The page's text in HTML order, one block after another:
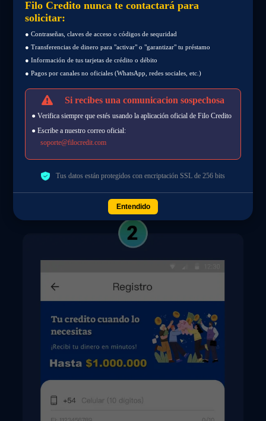
Filo Credito nunca te contactará para
solicitar:
● Contraseñas, claves de acceso o códigos de sequridad
● Transferencias de dinero para "activar" o "garantizar" tu préstamo
● Información de tus tarjetas de crédito o débito
● Pagos por canales no oficiales (WhatsApp, redes sociales, etc.)
Si recibes una comunicacion sospechosa
● Verifica siempre que estés usando la aplicación oficial de Filo Credito
● Escribe a nuestro correo oficial:
soporte@filocredit.com
Tus datos están protegidos con encriptación SSL de 256 bits
Entendido